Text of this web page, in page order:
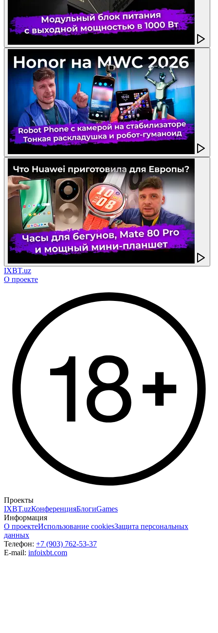
IXBT.uz
О проекте
Проекты
IXBT.uzКонференцияБлогиGames
Информация
О проектеИспользование cookiesЗащита персональных
данных
Телефон: +7 (903) 762-53-37
E-mail: infoixbt.com